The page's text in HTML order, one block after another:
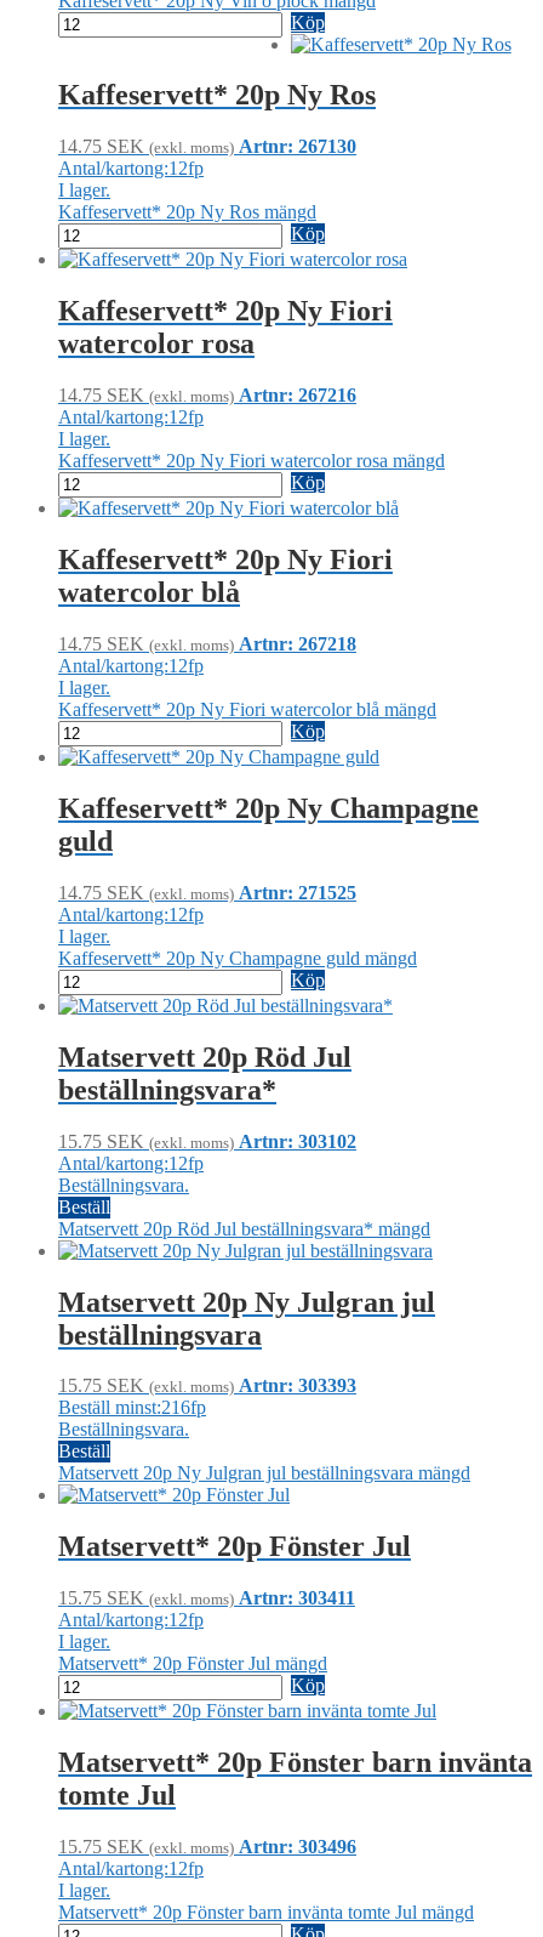
Köp
Kaffeservett* 20p Ny Ros
14.75 SEK (exkl. moms) Artnr: 267130
Antal/kartong:12fp
I lager.
Kaffeservett* 20p Ny Ros mängd
Köp
Kaffeservett* 20p Ny Fiori
watercolor rosa
14.75 SEK (exkl. moms) Artnr: 267216
Antal/kartong:12fp
I lager.
Kaffeservett* 20p Ny Fiori watercolor rosa mängd
Köp
Kaffeservett* 20p Ny Fiori
watercolor blå
14.75 SEK (exkl. moms) Artnr: 267218
Antal/kartong:12fp
I lager.
Kaffeservett* 20p Ny Fiori watercolor blå mängd
Köp
Kaffeservett* 20p Ny Champagne
guld
14.75 SEK (exkl. moms) Artnr: 271525
Antal/kartong:12fp
I lager.
Kaffeservett* 20p Ny Champagne guld mängd
Köp
Matservett 20p Röd Jul
beställningsvara*
15.75 SEK (exkl. moms) Artnr: 303102
Antal/kartong:12fp
Beställningsvara.
Beställ
Matservett 20p Röd Jul beställningsvara* mängd
Matservett 20p Ny Julgran jul
beställningsvara
15.75 SEK (exkl. moms) Artnr: 303393
Beställ minst:216fp
Beställningsvara.
Beställ
Matservett 20p Ny Julgran jul beställningsvara mängd
Matservett* 20p Fönster Jul
15.75 SEK (exkl. moms) Artnr: 303411
Antal/kartong:12fp
I lager.
Matservett* 20p Fönster Jul mängd
Köp
Matservett* 20p Fönster barn invänta
tomte Jul
15.75 SEK (exkl. moms) Artnr: 303496
Antal/kartong:12fp
I lager.
Matservett* 20p Fönster barn invänta tomte Jul mängd